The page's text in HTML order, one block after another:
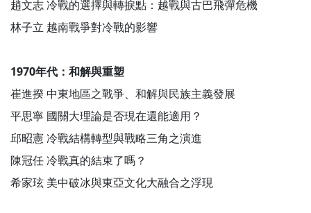
趙文志 冷戰的選擇與轉捩點：越戰與古巴飛彈危機
林子立 越南戰爭對冷戰的影響
1970年代：和解與重塑
崔進揆 中東地區之戰爭、和解與民族主義發展
平思寧 國關大理論是否現在還能適用？
邱昭憲 冷戰結構轉型與戰略三角之演進
陳冠任 冷戰真的結束了嗎？
希家玹 美中破冰與東亞文化大融合之浮現